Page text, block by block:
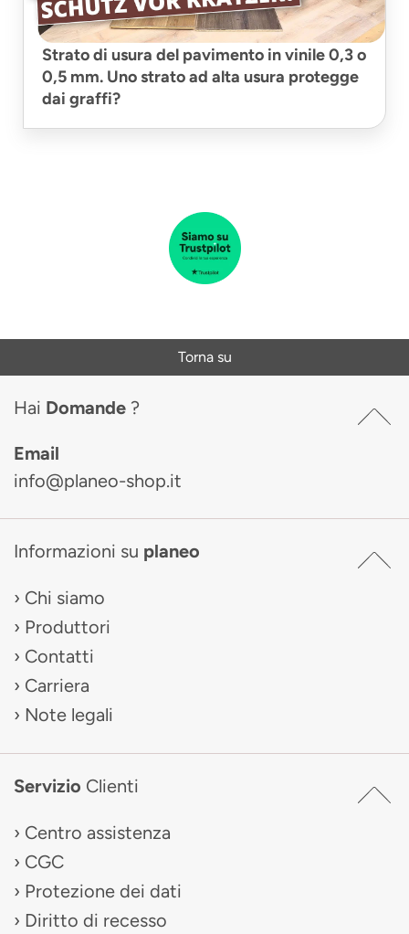
Strato di usura del pavimento in vinile 0,3 o
0,5 mm. Uno strato ad alta usura protegge
dai graffi?
Torna su
Hai Domande ?
Email
info@planeo-shop.it
Informazioni su planeo
Chi siamo
Produttori
Contatti
Carriera
Note legali
Servizio Clienti
Centro assistenza
CGC
Protezione dei dati
Diritto di recesso